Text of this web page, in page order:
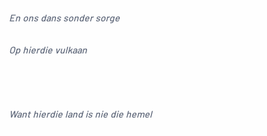
En ons dans sonder sorge
Op hierdie vulkaan
Want hierdie land is nie die hemel